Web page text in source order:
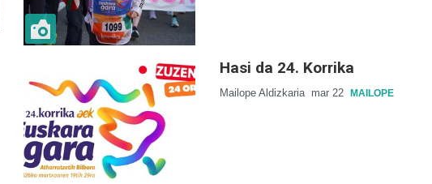
Hasi da 24. Korrika
Mailope Aldizkaria mar 22 MAILOPE